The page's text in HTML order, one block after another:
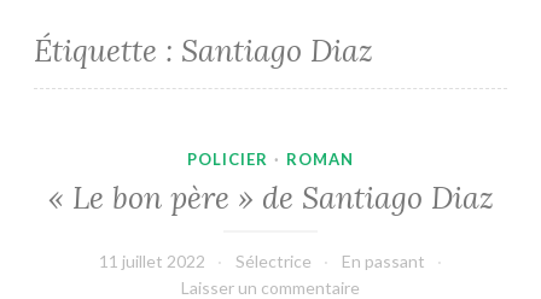
Étiquette : Santiago Diaz
POLICIER · ROMAN
« Le bon père » de Santiago Diaz
11 juillet 2022 Sélectrice
En passant
Laisser un commentaire